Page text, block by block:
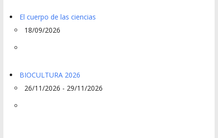
El cuerpo de las ciencias
18/09/2026
BIOCULTURA 2026
26/11/2026 - 29/11/2026